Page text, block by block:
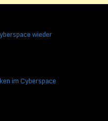
wieder
im Cyberspace